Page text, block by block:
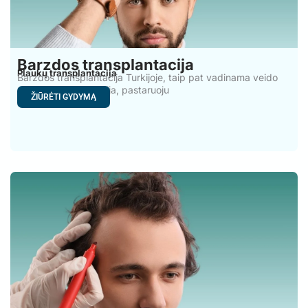
Barzdos transplantacija
Plaukų transplantacija
Barzdos transplantacija Turkijoje, taip pat vadinama veido
plaukų transplantacija, pastaruoju
ŽIŪRĖTI GYDYMĄ